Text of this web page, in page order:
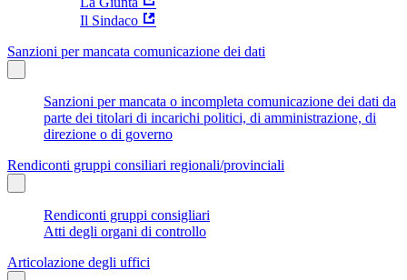
Il Sindaco
Sanzioni per mancata comunicazione dei dati
Sanzioni per mancata o incompleta comunicazione dei dati da
parte dei titolari di incarichi politici, di amministrazione, di
direzione o di governo
Rendiconti gruppi consiliari regionali/provinciali
Rendiconti gruppi consigliari
Atti degli organi di controllo
Articolazione degli uffici